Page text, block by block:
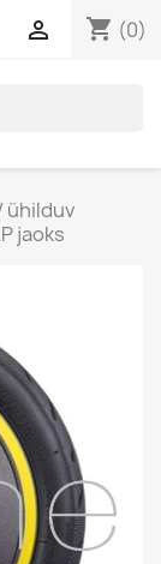
shopping_cart (0)

ühilduv
jaoks